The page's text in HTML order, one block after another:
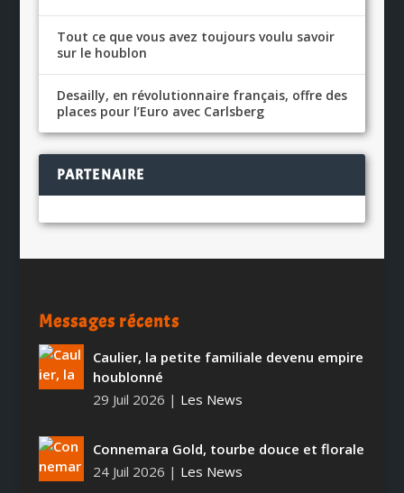
Tout ce que vous avez toujours voulu savoir
sur le houblon
Desailly, en révolutionnaire français, offre des
places pour l’Euro avec Carlsberg
PARTENAIRE
Messages récents
Caulier, la petite familiale devenu empire
houblonné
29 Juil 2026 | Les News
Connemara Gold, tourbe douce et florale
24 Juil 2026 | Les News